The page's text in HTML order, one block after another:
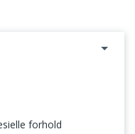
forhold